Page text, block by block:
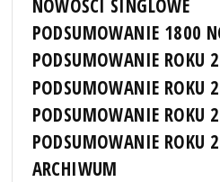
NOWOŚCI SINGLOWE
PODSUMOWANIE 1800
PODSUMOWANIE ROKU
PODSUMOWANIE ROKU
PODSUMOWANIE ROKU
PODSUMOWANIE ROKU
ARCHIWUM